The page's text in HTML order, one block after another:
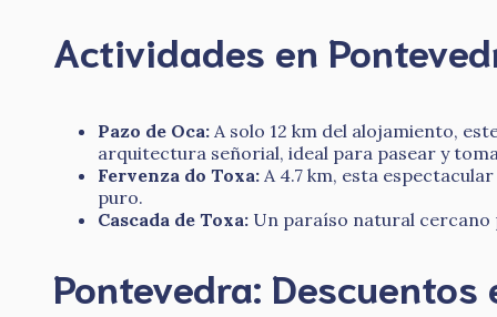
Actividades en
Pazo de Oca: A solo 12 km del alojamiento,
arquitectura señorial, ideal para pasear y
Fervenza do Toxa: A 4.7 km, esta
puro.
Cascada de Toxa: Un paraíso natural cercano
Pontevedra: Descuentos